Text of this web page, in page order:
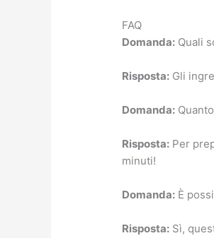
FAQ
Domanda: Quali
Risposta: Gli
Domanda:
Risposta: Per
minuti!
Domanda: È
Risposta: Sì,